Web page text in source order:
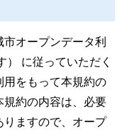
市オープンデータ利
） に従っていただく
用をもって本規約の
規約の内容は、必要
りますので、オープ